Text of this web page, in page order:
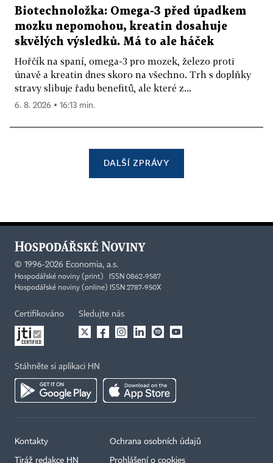
Biotechnoložka: Omega-3 před úpadkem
mozku nepomohou, kreatin dosahuje
skvělých výsledků. Má to ale háček
Hořčík na spaní, omega-3 pro mozek, železo proti
únavě a kreatin dnes skoro na všechno. Trh s doplňky
stravy slibuje řadu benefitů, ale které z...
6. 8. 2026 ▪ 16:13 min.
DALŠÍ ZPRÁVY
© 1996-2026 Economia, a.s.
Hospodářské noviny (print) ISSN 0862-9587
Hospodářské noviny (online) ISSN 2787-950X
Certifikováno Sledujte nás
Stáhněte si aplikaci HN
Kontakty
Tiráž redakce HN
Ochrana osobních údajů
Prohlášení o cookies